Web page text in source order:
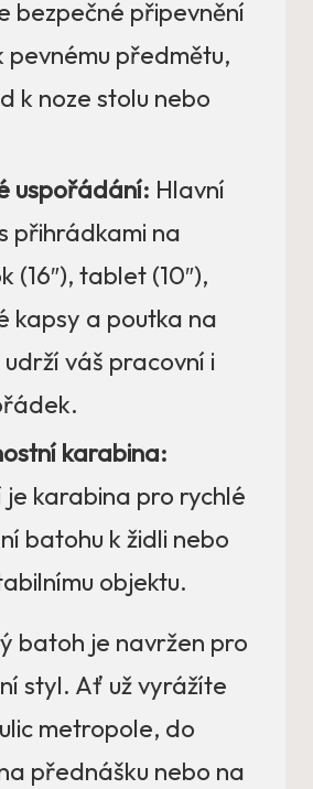
bezpečné připevnění
pevnému předmětu,
k noze stolu nebo
uspořádání: Hlavní
přihrádkami na
(16″), tablet (10″),
kapsy a poutka na
váš pracovní i
karabina:
je karabina pro rychlé
batohu k židli nebo
objektu.
batoh je navržen pro
styl. Ať už vyrážíte
metropole, do
přednášku nebo na